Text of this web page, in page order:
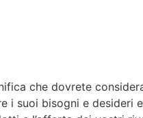
che dovrete
i suoi bisogni e